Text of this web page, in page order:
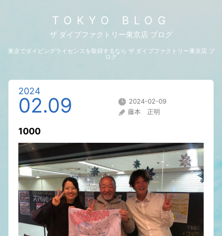
TOKYO BLOG
ザ ダイブファクトリー東京店 ブログ
東京でダイビングライセンスを取得するなら ザ ダイブファクトリー東京店 ブ
ログ
2024
02.09
2024-02-09
藤本 正明
1000